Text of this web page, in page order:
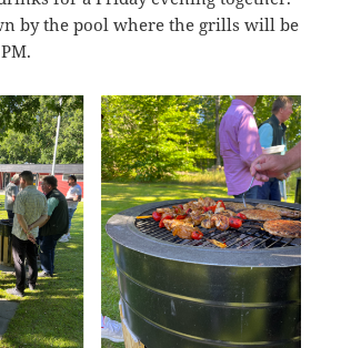
by the pool where the grills will be